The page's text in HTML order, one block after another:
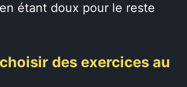
étant doux pour le reste
des exercices au